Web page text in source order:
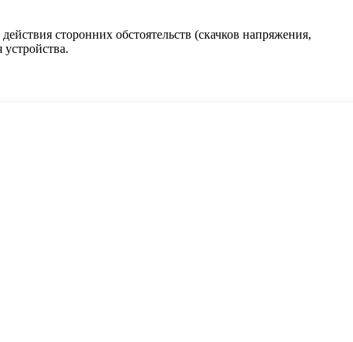
сторонних обстоятельств (скачков напряжения,